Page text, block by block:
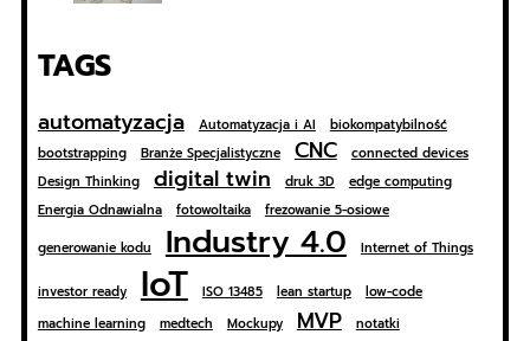
TAGS
automatyzacja Automatyzacja i AI
biokompatybilność
bootstrapping
Branże Specjalistyczne CNC
connected devices
Design Thinking
digital twin druk 3D
edge computing
Energia Odnawialna
fotowoltaika
frezowanie 5-osiowe
generowanie kodu
Industry 4.0 Internet of Things
investor ready IoT ISO 13485 lean startup
low-code
machine learning
medtech Mockupy MVP
notatki